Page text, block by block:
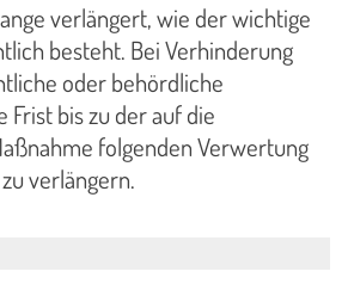
verlängert, wie der wichtige
besteht. Bei Verhinderung
oder behördliche
Frist bis zu der auf die
folgenden Verwertung
verlängern.